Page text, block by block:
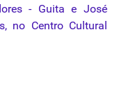
- Guita e José
, no Centro Cultural
da CostaGiorgi